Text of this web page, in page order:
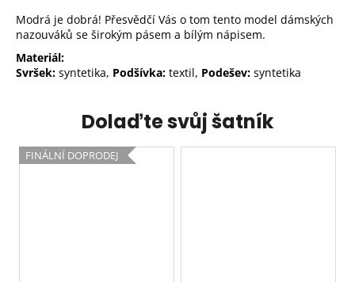
Modrá je dobrá! Přesvědčí Vás o tom tento model dámských
nazouváků se širokým pásem a bílým nápisem.
Materiál:
Svršek: syntetika, Podšívka: textil, Podešev: syntetika
Dolaďte svůj šatník
FINÁLNÍ DOPRODEJ